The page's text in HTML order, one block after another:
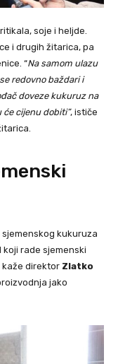
soje i heljde.
i drugih žitarica, pa
“Na samom ulazu
redovno baždari i
doveze kukuruz na
će cijenu dobiti”, ističe
kukuruza
koji rade sjemenski
kaže direktor Zlatko
jako